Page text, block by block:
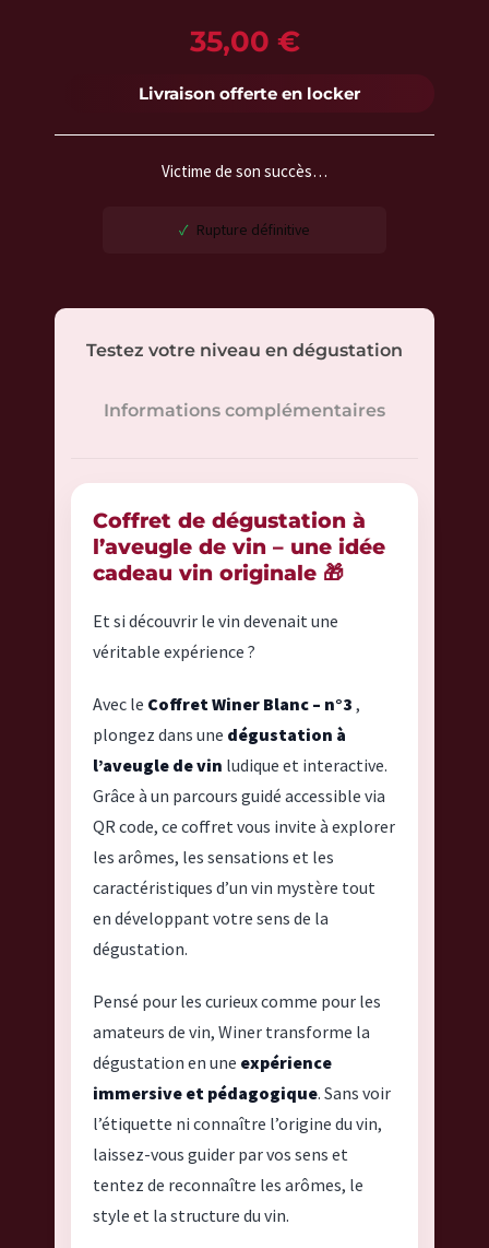
35,00 €
Livraison offerte en locker
Victime de son succès…
Rupture définitive
Testez votre niveau en dégustation
Informations complémentaires
Coffret de dégustation à
l’aveugle de vin – une idée
cadeau vin originale 🎁
Et si découvrir le vin devenait une
véritable expérience ?
Avec le Coffret Winer Blanc – n°3 ,
plongez dans une dégustation à
l’aveugle de vin ludique et interactive.
Grâce à un parcours guidé accessible via
QR code, ce coffret vous invite à explorer
les arômes, les sensations et les
caractéristiques d’un vin mystère tout
en développant votre sens de la
dégustation.
Pensé pour les curieux comme pour les
amateurs de vin, Winer transforme la
dégustation en une expérience
immersive et pédagogique. Sans voir
l’étiquette ni connaître l’origine du vin,
laissez-vous guider par vos sens et
tentez de reconnaître les arômes, le
style et la structure du vin.